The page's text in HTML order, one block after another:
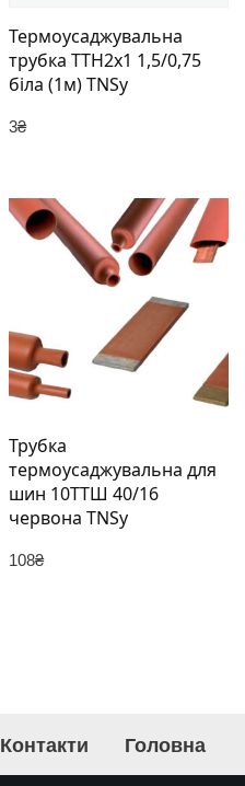
Термоусаджувальна
трубка ТТН2х1 1,5/0,75
біла (1м) TNSy
3₴
Трубка
термоусаджувальна для
шин 10ТТШ 40/16
червона TNSy
108₴
Контакти Головна